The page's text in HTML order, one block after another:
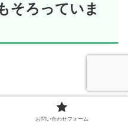
そろっていま
お問い合わせフォーム